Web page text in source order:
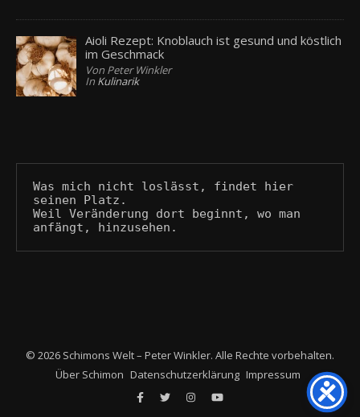
Aioli Rezept: Knoblauch ist gesund und köstlich
im Geschmack
Von Peter Winkler
In Kulinarik
Was mich nicht loslässt, findet hier
seinen Platz.
Weil Veränderung dort beginnt, wo man
anfängt, hinzusehen.
© 2026 Schimons Welt – Peter Winkler. Alle Rechte vorbehalten.
Über Schimon Datenschutzerklärung Impressum